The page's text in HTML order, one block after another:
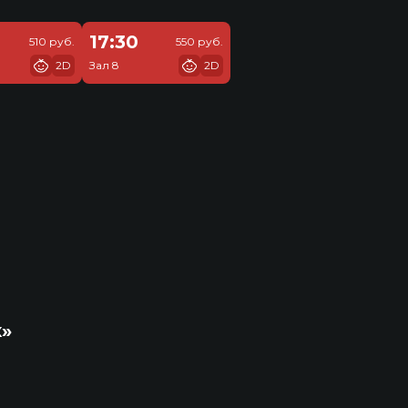
510 руб.
2D
17:30
Зал 8
550 руб.
2D